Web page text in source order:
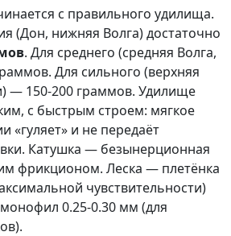
с правильного удилища.
(Дон, нижняя Волга) достаточно
. Для среднего (средняя Волга,
Для сильного (верхняя
— 150-200 граммов. Удилище
с быстрым строем: мягкое
«гуляет» и не передаёт
Катушка — безынерционная
фрикционом. Леска — плетёнка
чувствительности)
0.25-0.30 мм (для